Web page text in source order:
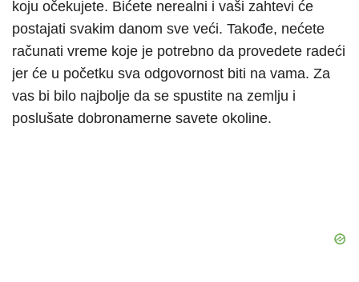
koju očekujete. Bićete nerealni i vaši zahtevi će
postajati svakim danom sve veći. Takođe, nećete
računati vreme koje je potrebno da provedete radeći
jer će u početku sva odgovornost biti na vama. Za
vas bi bilo najbolje da se spustite na zemlju i
poslušate dobronamerne savete okoline.